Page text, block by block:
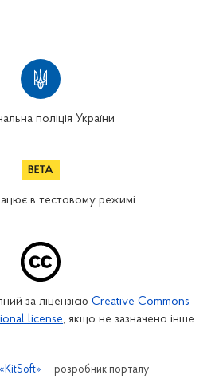
поліція України
в тестовому режимі
за ліцензією Creative Commons
license, якщо не зазначено інше
— розробник порталу